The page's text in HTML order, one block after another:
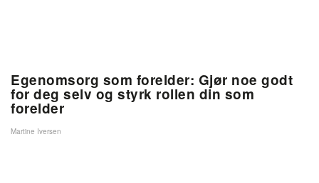
Egenomsorg som forelder: Gjør noe godt
for deg selv og styrk rollen din som
forelder
Martine Iversen